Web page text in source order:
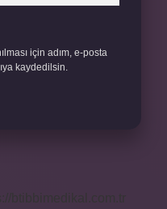
için adım, e-posta
kaydedilsin.